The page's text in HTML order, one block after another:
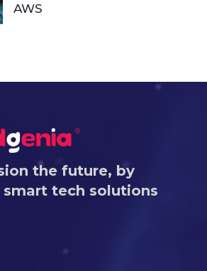
AWS
the future, by
tech solutions